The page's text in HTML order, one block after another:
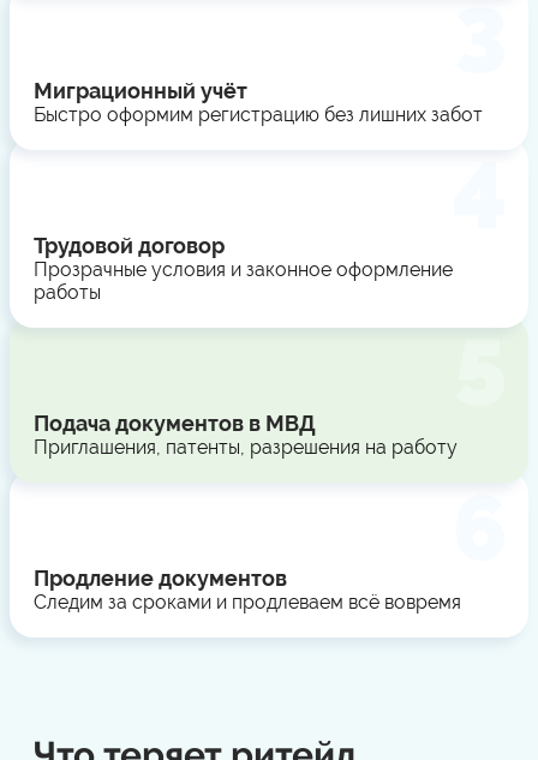
Миграционный учёт
Быстро оформим регистрацию без лишних забот
Трудовой договор
Прозрачные условия и законное оформление
работы
Подача документов в МВД
Приглашения, патенты, разрешения на работу
Продление документов
Следим за сроками и продлеваем всё вовремя